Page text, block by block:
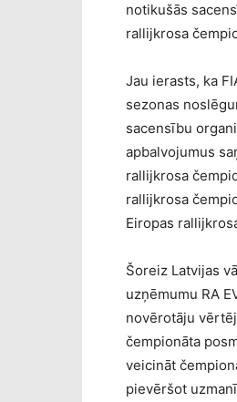
notikušās
rallijkrosa
Jau ierasts, ka
sezonas
sacensību
apbalvojumus
rallijkrosa
rallijkrosa
Eiropas
Šoreiz Latvijas
uzņēmumu RA
novērotāju
čempionāta
veicināt
pievēršot